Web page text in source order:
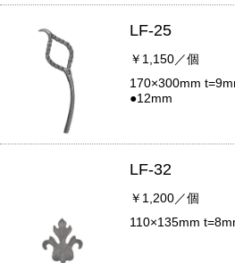
LF-25
￥1,150／個
170×300mm
●12mm
LF-32
￥1,200／個
110×135mm